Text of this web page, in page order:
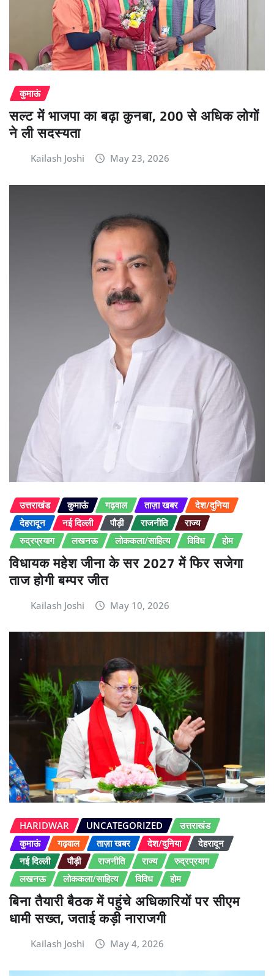
कुमाऊं
सल्ट में भाजपा का बढ़ा कुनबा, 200 से अधिक लोगों
ने ली सदस्यता
Kailash Joshi May 23, 2026
उत्तराखंड कुमाऊं गढ़वाल ताज़ा खबर
देश/दुनिया
देहरादून
नई दिल्ली पौड़ी राजनीति
राज्य
रुद्रप्रयाग
लखनऊ लोककला/साहित्य विविध होम
विधायक महेश जीना के सर 2027 में फिर सजेगा
ताज होगी बम्पर जीत
Kailash Joshi May 10, 2026
HARIDWAR UNCATEGORIZED
उत्तराखंड
कुमाऊं
गढ़वाल ताज़ा खबर देश/दुनिया
देहरादून
नई दिल्ली
पौड़ी राजनीति राज्य
रुद्रप्रयाग
लखनऊ
लोककला/साहित्य विविध होम
बिना तैयारी बैठक में पहुंचे अधिकारियों पर सीएम
धामी सख्त, जताई कड़ी नाराजगी
Kailash Joshi May 4, 2026